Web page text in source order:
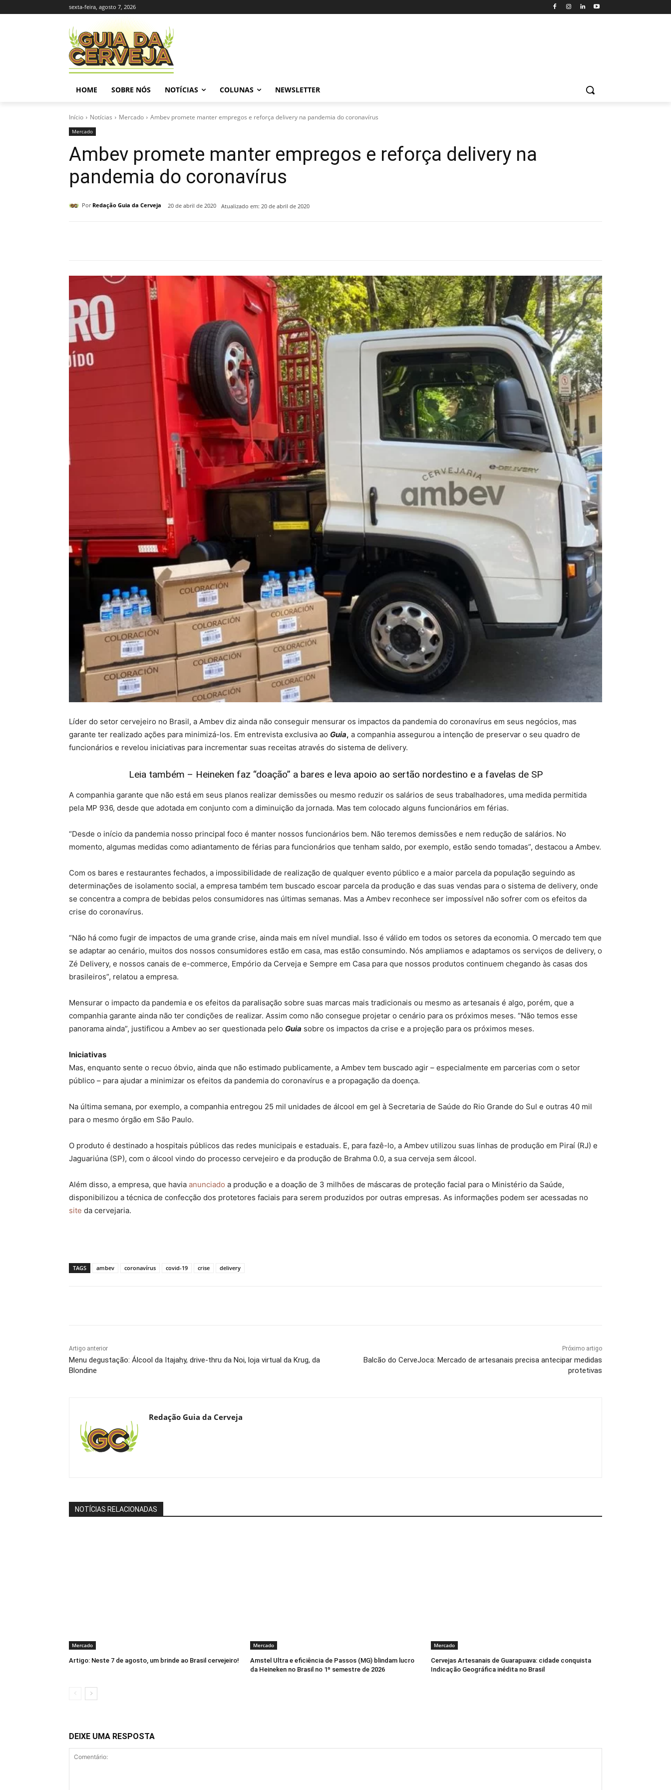
sexta-feira, agosto 7, 2026
HOME SOBRE NÓS NOTÍCIAS COLUNAS NEWSLETTER
Início Notícias Mercado Ambev promete manter empregos e reforça delivery na pandemia do coronavírus
Mercado
Ambev promete manter empregos e reforça delivery na
pandemia do coronavírus
Por Redação Guia da Cerveja 20 de abril de 2020 Atualizado em: 20 de abril de 2020
Líder do setor cervejeiro no Brasil, a Ambev diz ainda não conseguir mensurar os impactos da pandemia do coronavírus em seus negócios, mas
garante ter realizado ações para minimizá-los. Em entrevista exclusiva ao Guia, a companhia assegurou a intenção de preservar o seu quadro de
funcionários e revelou iniciativas para incrementar suas receitas através do sistema de delivery.
Leia também – Heineken faz “doação” a bares e leva apoio ao sertão nordestino e a favelas de SP
A companhia garante que não está em seus planos realizar demissões ou mesmo reduzir os salários de seus trabalhadores, uma medida permitida
pela MP 936, desde que adotada em conjunto com a diminuição da jornada. Mas tem colocado alguns funcionários em férias.
“Desde o início da pandemia nosso principal foco é manter nossos funcionários bem. Não teremos demissões e nem redução de salários. No
momento, algumas medidas como adiantamento de férias para funcionários que tenham saldo, por exemplo, estão sendo tomadas”, destacou a Ambev.
Com os bares e restaurantes fechados, a impossibilidade de realização de qualquer evento público e a maior parcela da população seguindo as
determinações de isolamento social, a empresa também tem buscado escoar parcela da produção e das suas vendas para o sistema de delivery, onde
se concentra a compra de bebidas pelos consumidores nas últimas semanas. Mas a Ambev reconhece ser impossível não sofrer com os efeitos da
crise do coronavírus.
“Não há como fugir de impactos de uma grande crise, ainda mais em nível mundial. Isso é válido em todos os setores da economia. O mercado tem que
se adaptar ao cenário, muitos dos nossos consumidores estão em casa, mas estão consumindo. Nós ampliamos e adaptamos os serviços de delivery, o
Zé Delivery, e nossos canais de e-commerce, Empório da Cerveja e Sempre em Casa para que nossos produtos continuem chegando às casas dos
brasileiros”, relatou a empresa.
Mensurar o impacto da pandemia e os efeitos da paralisação sobre suas marcas mais tradicionais ou mesmo as artesanais é algo, porém, que a
companhia garante ainda não ter condições de realizar. Assim como não consegue projetar o cenário para os próximos meses. “Não temos esse
panorama ainda”, justificou a Ambev ao ser questionada pelo Guia sobre os impactos da crise e a projeção para os próximos meses.
Iniciativas
Mas, enquanto sente o recuo óbvio, ainda que não estimado publicamente, a Ambev tem buscado agir – especialmente em parcerias com o setor
público – para ajudar a minimizar os efeitos da pandemia do coronavírus e a propagação da doença.
Na última semana, por exemplo, a companhia entregou 25 mil unidades de álcool em gel à Secretaria de Saúde do Rio Grande do Sul e outras 40 mil
para o mesmo órgão em São Paulo.
O produto é destinado a hospitais públicos das redes municipais e estaduais. E, para fazê-lo, a Ambev utilizou suas linhas de produção em Piraí (RJ) e
Jaguariúna (SP), com o álcool vindo do processo cervejeiro e da produção de Brahma 0.0, a sua cerveja sem álcool.
Além disso, a empresa, que havia anunciado a produção e a doação de 3 milhões de máscaras de proteção facial para o Ministério da Saúde,
disponibilizou a técnica de confecção dos protetores faciais para serem produzidos por outras empresas. As informações podem ser acessadas no
site da cervejaria.
TAGS ambev coronavírus covid-19 crise delivery
Artigo anterior
Menu degustação: Álcool da Itajahy, drive-thru da Noi, loja virtual da Krug, da
Blondine
Próximo artigo
Balcão do CerveJoca: Mercado de artesanais precisa antecipar medidas
protetivas
Redação Guia da Cerveja
NOTÍCIAS RELACIONADAS
Mercado
Artigo: Neste 7 de agosto, um brinde ao Brasil cervejeiro!
Mercado
Amstel Ultra e eficiência de Passos (MG) blindam lucro
da Heineken no Brasil no 1º semestre de 2026
Mercado
Cervejas Artesanais de Guarapuava: cidade conquista
Indicação Geográfica inédita no Brasil
DEIXE UMA RESPOSTA